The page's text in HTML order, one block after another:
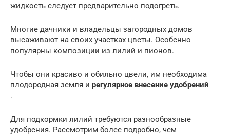
жидкость следует предварительно подогреть.
Многие дачники и владельцы загородных домов
высаживают на своих участках цветы. Особенно
популярны композиции из лилий и пионов.
Чтобы они красиво и обильно цвели, им необходима
плодородная земля и регулярное внесение удобрений
.
Для подкормки лилий требуются разнообразные
удобрения. Рассмотрим более подробно, чем